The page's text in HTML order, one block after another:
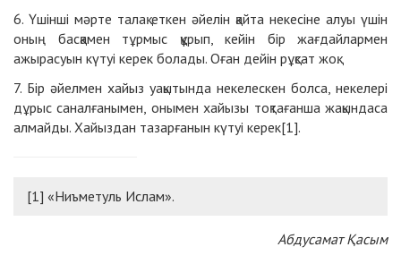
6. Үшінші мәрте талақ еткен әйелін қайта некесіне алуы үшін
оның басқамен тұрмыс құрып, кейін бір жағдайлармен
ажырасуын күтуі керек болады. Оған дейін рұқсат жоқ.
7. Бір әйелмен хайыз уақытында некелескен болса, некелері
дұрыс саналғанымен, онымен хайызы тоқтағанша жақындаса
алмайды. Хайыздан тазарғанын күтуі керек[1].
[1] «Ниъметуль Ислам».
Абдусамат Қасым